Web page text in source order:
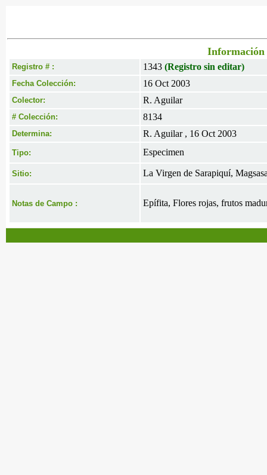
Información
Registro # : 1343 (Registro sin editar)
Fecha Colección: 16 Oct 2003
Colector: R. Aguilar
# Colección: 8134
Determina: R. Aguilar , 16 Oct 2003
Tipo: Especimen
Sitio: La Virgen de Sarapiquí,
Notas de Campo : Epífita, Flores rojas, frutos